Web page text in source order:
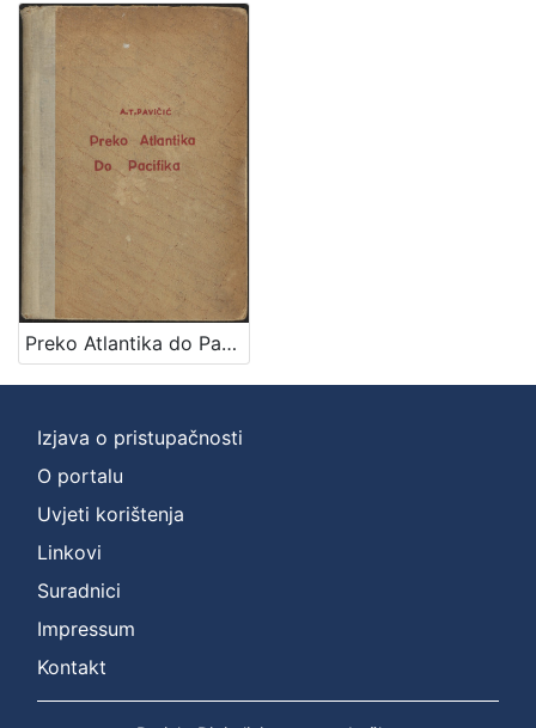
Preko Atlantika do Pacifika : život Hrvata u Sjevernoj Americi : putopisna, estetska, ekonomska i politička promatranja / A. Tresić Pavičić
Izjava o pristupačnosti
O portalu
Uvjeti korištenja
Linkovi
Suradnici
Impressum
Kontakt